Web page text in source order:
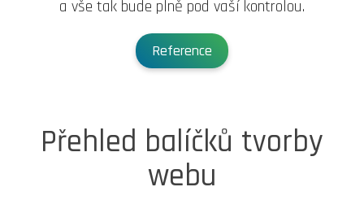
a vše tak bude plně pod vaší kontrolou.
Reference
Přehled balíčků tvorby
webu